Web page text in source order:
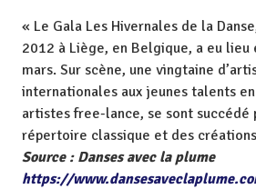
« Le Gala Les Hivernales de la
2012 à Liège, en Belgique, a eu
mars. Sur scène, une vingtaine
internationales aux jeunes talents
artistes free-lance, se sont succédé
répertoire classique et des
Source : Danses avec la plume
https://